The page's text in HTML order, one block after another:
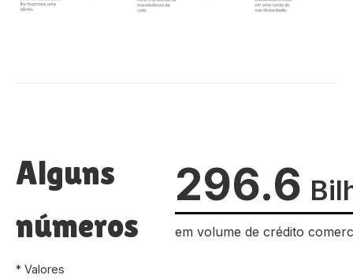
Alguns
números
* Valores
296.6
em volume de crédito